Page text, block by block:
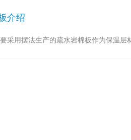
介绍
采用摆法生产的疏水岩棉板作为保温